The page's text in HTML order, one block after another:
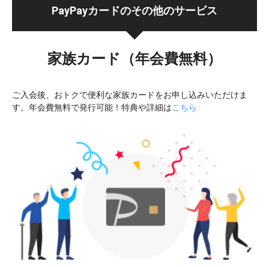
PayPayカードのその他のサービス
家族カード（年会費無料）
ご入会後、おトクで便利な家族カードをお申し込みいただけま
す。年会費無料で発行可能！特典や詳細はこちら